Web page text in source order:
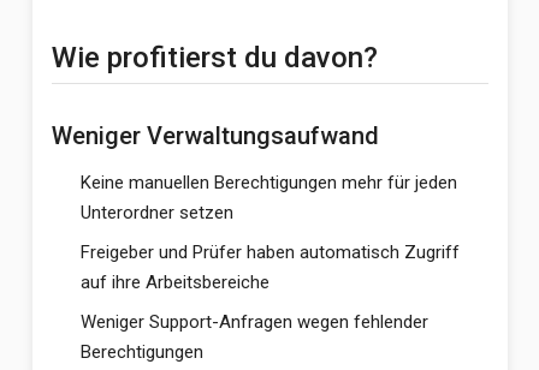
Wie profitierst du davon?
Weniger Verwaltungsaufwand
Keine manuellen Berechtigungen mehr für jeden
Unterordner setzen
Freigeber und Prüfer haben automatisch Zugriff
auf ihre Arbeitsbereiche
Weniger Support-Anfragen wegen fehlender
Berechtigungen